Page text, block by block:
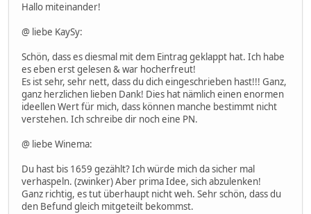
Hallo miteinander!
@ liebe KaySy:
Schön, dass es diesmal mit dem Eintrag geklappt hat. Ich habe
es eben erst gelesen & war hocherfreut!
Es ist sehr, sehr nett, dass du dich eingeschrieben hast!!! Ganz,
ganz herzlichen lieben Dank! Dies hat nämlich einen enormen
ideellen Wert für mich, dass können manche bestimmt nicht
verstehen. Ich schreibe dir noch eine PN.
@ liebe Winema:
Du hast bis 1659 gezählt? Ich würde mich da sicher mal
verhaspeln. (zwinker) Aber prima Idee, sich abzulenken!
Ganz richtig, es tut überhaupt nicht weh. Sehr schön, dass du
den Befund gleich mitgeteilt bekommst.